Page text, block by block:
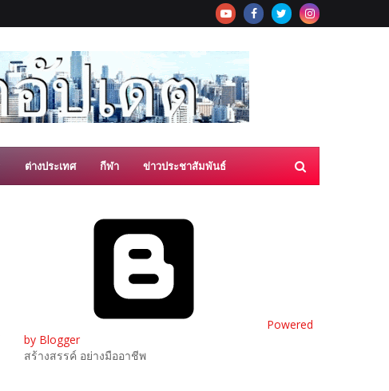
ต่างประเทศ กีฬา ข่าวประชาสัมพันธ์
Powered
by Blogger
สร้างสรรค์ อย่างมืออาชีพ